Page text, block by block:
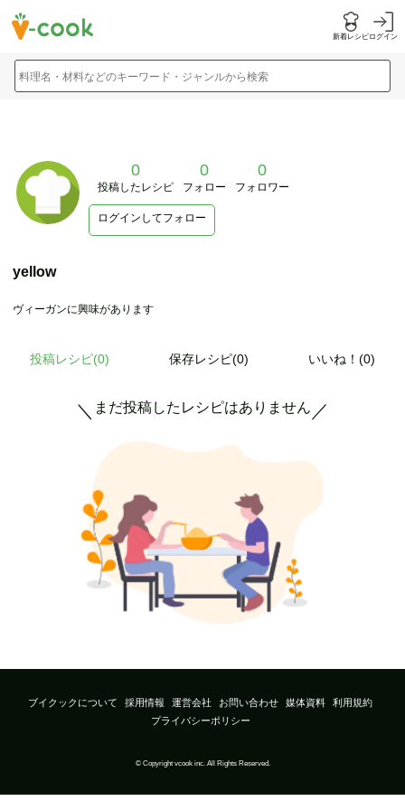
新着レシピログイン
料理名・材料などのキーワード・ジャンルから検索
0
投稿したレシピ
0
フォロー
0
フォロワー
ログインしてフォロー
yellow
ヴィーガンに興味があります
投稿レシピ(0) 保存レシピ(0) いいね！(0)
＼ まだ投稿したレシピはありません ／
ブイクックについて 採用情報 運営会社 お問い合わせ 媒体資料
利用規約
プライバシーポリシー
© Copyright vcook inc. All Rights Reserved.